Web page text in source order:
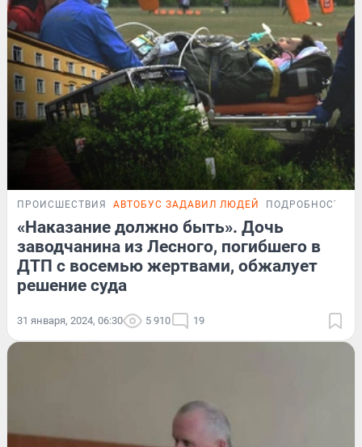
ПРОИСШЕСТВИЯ АВТОБУС ЗАДАВИЛ ЛЮДЕЙ ПОДРОБНОСТИ
«Наказание должно быть». Дочь
заводчанина из Лесного, погибшего в
ДТП с восемью жертвами, обжалует
решение суда
31 января, 2024, 06:30 5 910 19